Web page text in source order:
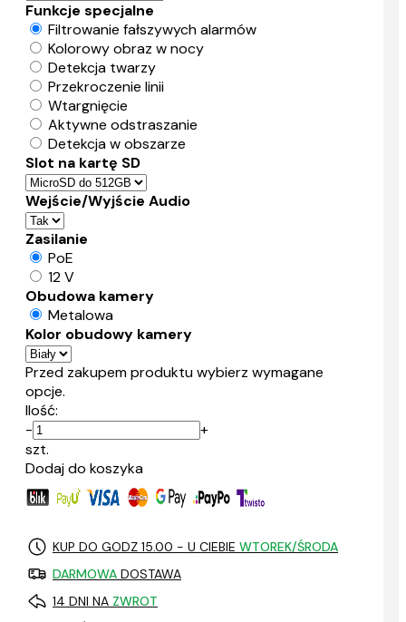
Funkcje specjalne
Filtrowanie fałszywych alarmów
Kolorowy obraz w nocy
Detekcja twarzy
Przekroczenie linii
Wtargnięcie
Aktywne odstraszanie
Detekcja w obszarze
Slot na kartę SD
Wejście/Wyjście Audio
Zasilanie
PoE
12 V
Obudowa kamery
Metalowa
Kolor obudowy kamery
Przed zakupem produktu wybierz wymagane
opcje.
Ilość:
-
+
szt.
Dodaj do koszyka
KUP DO GODZ 15.00 - U CIEBIE WTOREK/ŚRODA
DARMOWA DOSTAWA
14 DNI NA ZWROT